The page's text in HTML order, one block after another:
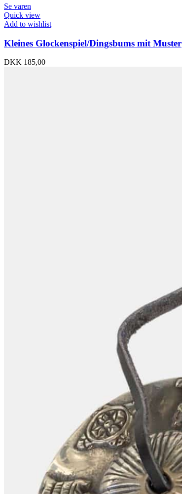
Se varen
Quick view
Add to wishlist
Kleines Glockenspiel/Dingsbums mit Muster
DKK 185,00